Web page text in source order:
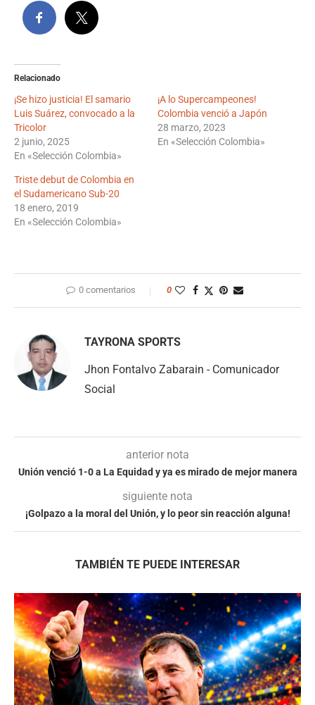
Relacionado
¡Se hizo justicia! El samario
Luis Suárez, convocado a la
Tricolor
2 junio, 2025
En «Selección Colombia»
¡A lo Supercampeones!
Colombia venció a Japón
28 marzo, 2023
En «Selección Colombia»
Triste debut de Colombia en
el Sudamericano Sub-20
18 enero, 2019
En «Selección Colombia»
0 comentarios 0
TAYRONA SPORTS
Jhon Fontalvo Zabarain - Comunicador
Social
anterior nota
Unión venció 1-0 a La Equidad y ya es mirado de mejor manera
siguiente nota
¡Golpazo a la moral del Unión, y lo peor sin reacción alguna!
TAMBIÉN TE PUEDE INTERESAR